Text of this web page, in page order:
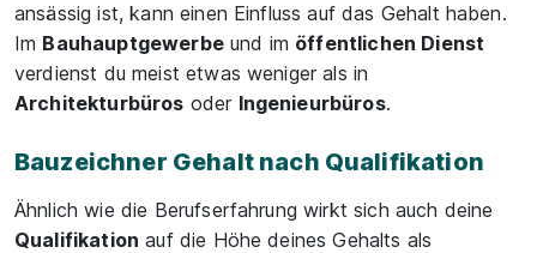
ansässig ist, kann einen Einfluss auf das Gehalt haben.
Im Bauhauptgewerbeund im öffentlichen Dienst
verdienst du meist etwas weniger als in
Architekturbüros oder Ingenieurbüros.
Bauzeichner Gehalt nach Qualifikation
Ähnlich wie die Berufserfahrung wirkt sich auch deine
Qualifikation auf die Höhe deines Gehalts als